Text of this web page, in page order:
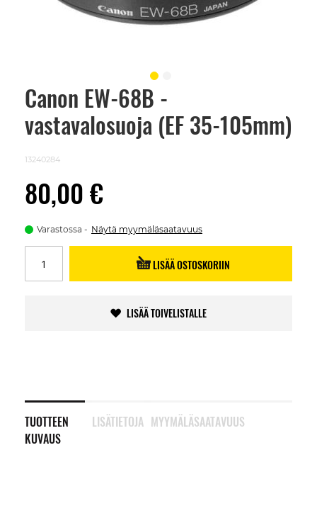
Canon EW-68B -
vastavalosuoja (EF 35-105mm)
13240284
80,00 €
Varastossa Näytä myymäläsaatavuus
LISÄÄ OSTOSKORIIN
LISÄÄ TOIVELISTALLE
TUOTTEEN
KUVAUS
LISÄTIETOJA MYYMÄLÄSAATAVUUS
Skip
beginning
images